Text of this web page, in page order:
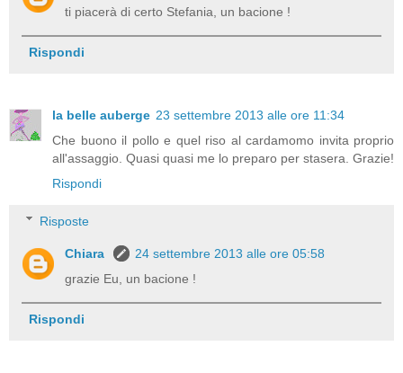
ti piacerà di certo Stefania, un bacione !
Rispondi
la belle auberge 23 settembre 2013 alle ore 11:34
Che buono il pollo e quel riso al cardamomo invita proprio
all'assaggio. Quasi quasi me lo preparo per stasera. Grazie!
Rispondi
Risposte
Chiara
24 settembre 2013 alle ore 05:58
grazie Eu, un bacione !
Rispondi